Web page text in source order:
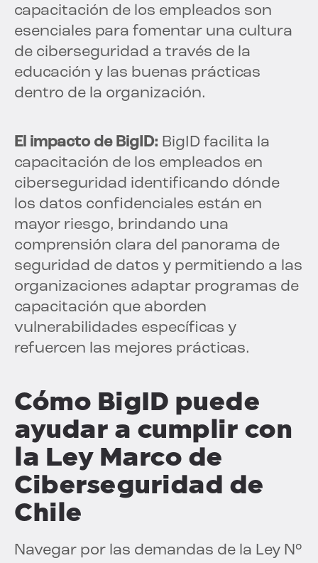
capacitación de los empleados son
esenciales para fomentar una cultura
de ciberseguridad a través de la
educación y las buenas prácticas
dentro de la organización.
El impacto de BigID: BigID facilita la
capacitación de los empleados en
ciberseguridad identificando dónde
los datos confidenciales están en
mayor riesgo, brindando una
comprensión clara del panorama de
seguridad de datos y permitiendo a las
organizaciones adaptar programas de
capacitación que aborden
vulnerabilidades específicas y
refuercen las mejores prácticas.
Cómo BigID puede
ayudar a cumplir con
la Ley Marco de
Ciberseguridad de
Chile
Navegar por las demandas de la Ley N°